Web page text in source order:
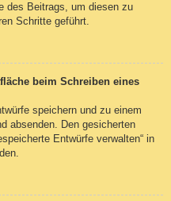
des Beitrags, um diesen zu
Schritte geführt.
beim Schreiben eines
speichern und zu einem
absenden. Den gesicherten
Entwürfe verwalten“ in